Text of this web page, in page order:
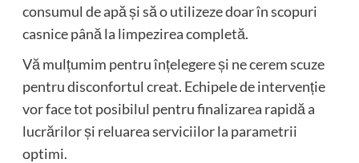
consumul de apă și să o utilizeze doar în scopuri
casnice până la limpezirea completă.
Vă mulțumim pentru înțelegere și ne cerem scuze
pentru disconfortul creat. Echipele de intervenție
vor face tot posibilul pentru finalizarea rapidă a
lucrărilor și reluarea serviciilor la parametrii
optimi.